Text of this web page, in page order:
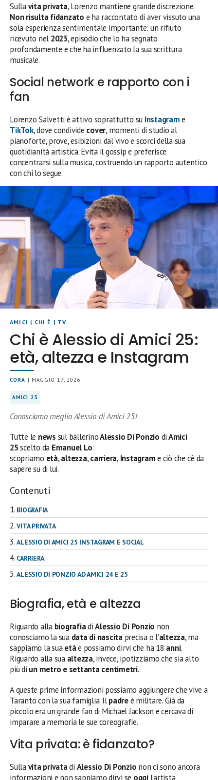
Sullavita privata, Lorenzo mantiene grande discrezione.
Non risulta fidanzato e ha raccontato di aver vissuto una
sola esperienza sentimentale importante: un rifiuto
ricevuto nel 2023, episodio che lo ha segnato
profondamente e che ha influenzato la sua scrittura
musicale.
Social network e rapporto con i
fan
Lorenzo Salvetti è attivo soprattutto su Instagrame
TikTok, dove condivide cover, momenti di studio al
pianoforte, prove, esibizioni dal vivo e scorci della sua
quotidianità artistica. Evita il gossip e preferisce
concentrarsi sulla musica, costruendo un rapporto autentico
con chi lo segue.
AMICI | CHI È | TV
Chi è Alessio di Amici 25:
età, altezza e Instagram
CORA | MAGGIO 17, 2026
AMICI 25
Conosciamo meglio Alessio di Amici 25!
Tutte le news sul ballerinoAlessio Di Ponzio diAmici
25scelto da Emanuel Lo:
scopriamo età,altezza,carriera, Instagrame ciò che c’è da
sapere su di lui.
Contenuti
BIOGRAFIA
VITA PRIVATA
ALESSIO DI AMICI 25 INSTAGRAM E SOCIAL
CARRIERA
ALESSIO DI PONZIO AD AMICI 24 E 25
Biografia, età e altezza
Riguardo allabiografiadiAlessio Di Ponzio non
conosciamo la sua data di nascita precisa o l’altezza, ma
sappiamo la suaetàe possiamo dirvi che ha 18 anni.
Riguardo alla sua altezza, invece, ipotizziamo che sia alto
più di un metro e settanta centimetri.
A queste prime informazioni possiamo aggiungere che vive a
Taranto con la sua famiglia. Ilpadreè militare. Già da
piccolo era un grande fan di Michael Jackson e cercava di
imparare a memoria le sue coreografie.
Vita privata: è fidanzato?
Sullavita privatadi Alessio Di Ponzio non ci sono ancora
informazioni e non sappiamo dirvi se oggi l’artista